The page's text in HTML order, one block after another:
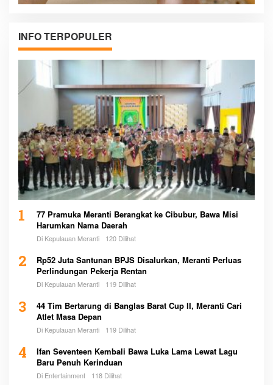
INFO TERPOPULER
1
77 Pramuka Meranti Berangkat ke Cibubur, Bawa Misi
Harumkan Nama Daerah
Di Kepulauan Meranti 120 Dilihat
2
Rp52 Juta Santunan BPJS Disalurkan, Meranti Perluas
Perlindungan Pekerja Rentan
Di Kepulauan Meranti 119 Dilihat
3
44 Tim Bertarung di Banglas Barat Cup II, Meranti Cari
Atlet Masa Depan
Di Kepulauan Meranti 119 Dilihat
4
Ifan Seventeen Kembali Bawa Luka Lama Lewat Lagu
Baru Penuh Kerinduan
Di Entertainment 118 Dilihat